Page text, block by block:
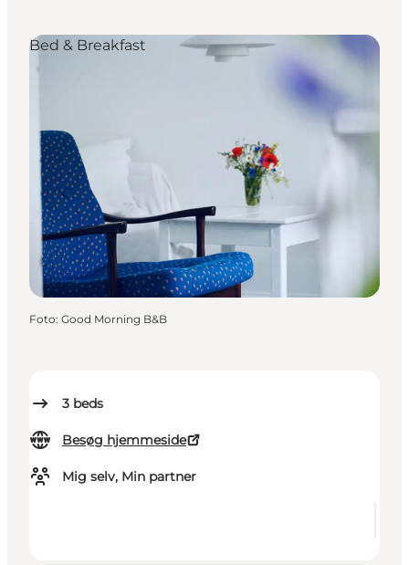
3 beds
Besøg hjemmeside
Mig selv, Min partner
Bed & Breakfast
Foto: Good Morning B&B